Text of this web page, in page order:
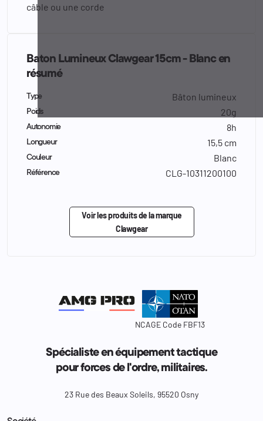
câble ou une corde
Baton Lumineux Clawgear 15cm - Blanc en
résumé
Type Bâton lumineux
Poids 20g
Autonomie 8h
Longueur 15,5 cm
Couleur Blanc
Référence CLG-10311200100
Voir les produits de la marque
Clawgear
NCAGE Code FBF13
Spécialiste en équipement tactique
pour forces de l'ordre, militaires.
23 Rue des Beaux Soleils, 95520 Osny